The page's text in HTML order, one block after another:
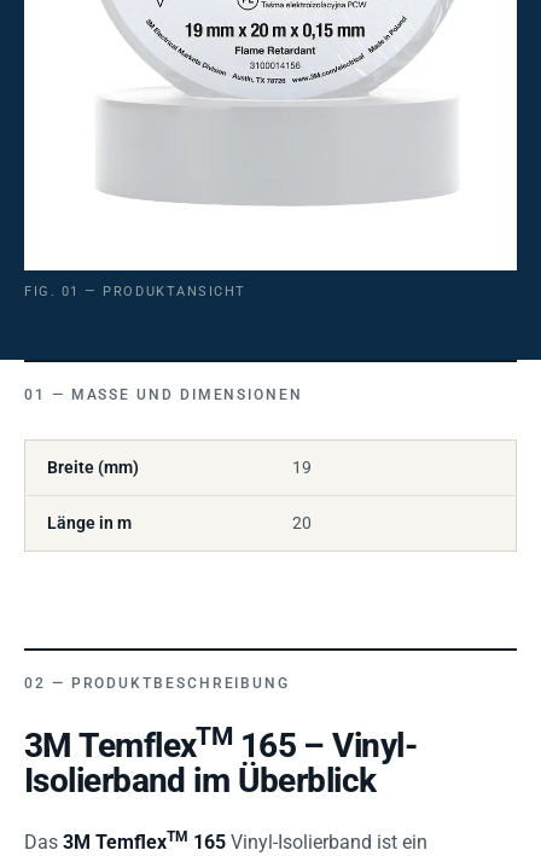
FIG. 01 — PRODUKTANSICHT
MASSE UND DIMENSIONEN
Breite (mm) 19
Länge in m 20
PRODUKTBESCHREIBUNG
3M TemflexTM 165 – Vinyl-
Isolierband im Überblick
Das 3M TemflexTM 165 Vinyl-Isolierband ist ein